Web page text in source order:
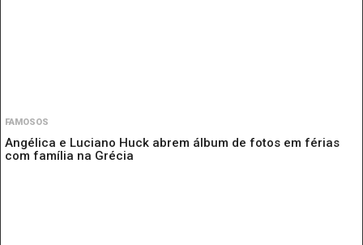
FAMOSOS
Angélica e Luciano Huck abrem álbum de fotos em férias
com família na Grécia